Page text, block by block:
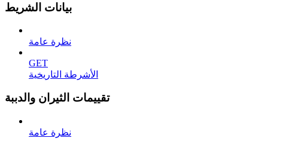
بيانات الشريط
نظرة عامة
GET
الأشرطة التاريخية
تقييمات الثيران والدببة
نظرة عامة